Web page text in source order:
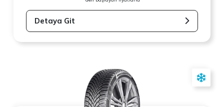
Detaya Git